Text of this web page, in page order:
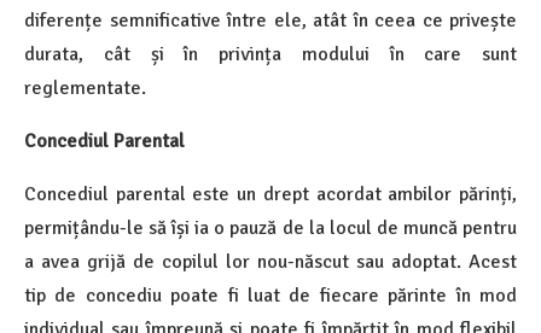
diferențe semnificative între ele, atât în ceea ce privește
durata, cât și în privința modului în care sunt
reglementate.
Concediul Parental
Concediul parental este un drept acordat ambilor părinți,
permițându-le să își ia o pauză de la locul de muncă pentru
a avea grijă de copilul lor nou-născut sau adoptat. Acest
tip de concediu poate fi luat de fiecare părinte în mod